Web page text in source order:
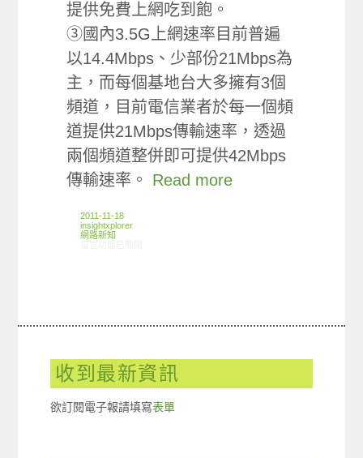
提供免費上網吃到飽。
③國內3.5G上網速率目前普遍
以14.4Mbps、少部份21Mbps為
主，而每個基地台大多擁有3個
頻道，目前電信業者於每一個頻
道提供21Mbps傳輸速率，透過
兩個頻道整併即可提供42Mbps
傳輸速率。 Read more
2011-11-18
insightxplorer
網路新知
收到最新資訊
欲訂閱電子報請填寫表單